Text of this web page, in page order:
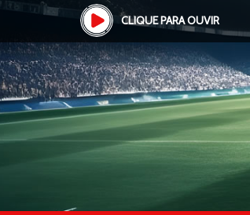
CLIQUE PARA OUVIR